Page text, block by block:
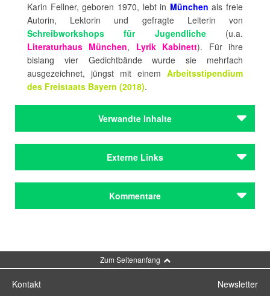
Karin Fellner, geboren 1970, lebt in München als freie
Autorin, Lektorin und gefragte Leiterin von
Schreibworkshops für Jugendliche(u.a.
Literaturhaus München, Lyrik Kabinett). Für ihre
bislang vier Gedichtbände wurde sie mehrfach
ausgezeichnet, jüngst mit einem Arbeitsstipendium
des Freistaats Bayern (2018).
Verwandte Inhalte
Autoren
Lyrik Kabinett
Externe Links
Kommentare
Zum Seitenanfang
Kontakt Newsletter